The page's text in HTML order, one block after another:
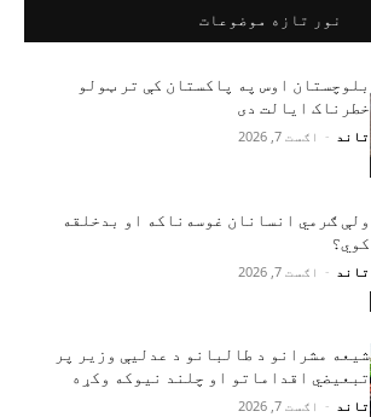
نور تازه موضوعات
بلوچستان اوس په پاکستان کې تر ټولو
خطرناک ایالت دی
تاند - اګست 7, 2026
ولې ګرمي انسانان غوسه‌ناکه او بدخلقه
کوي؟
تاند - اګست 7, 2026
شیعه مشرانو د طالبانو د عدلیې وزیر پر
تبعیضي اقداماتو او چلند نیوکه وکړه
تاند - اګست 7, 2026